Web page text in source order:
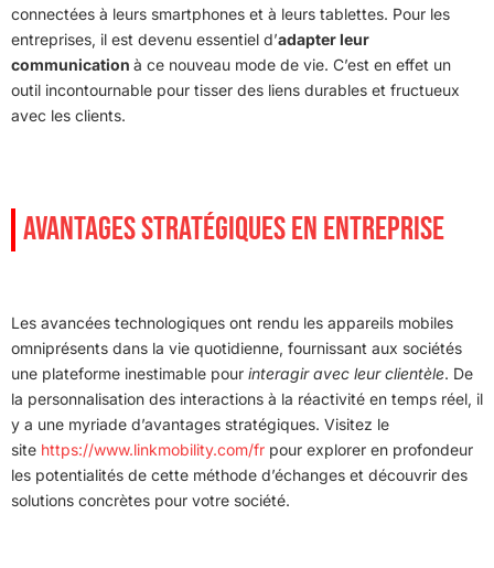
connectées à leurs smartphones et à leurs tablettes. Pour les
entreprises, il est devenu essentiel d’adapter leur
communication à ce nouveau mode de vie. C’est en effet un
outil incontournable pour tisser des liens durables et fructueux
avec les clients.
AVANTAGES STRATÉGIQUES EN ENTREPRISE
Les avancées technologiques ont rendu les appareils mobiles
omniprésents dans la vie quotidienne, fournissant aux sociétés
une plateforme inestimable pour interagir avec leur clientèle. De
la personnalisation des interactions à la réactivité en temps réel, il
y a une myriade d’avantages stratégiques. Visitez le
site https://www.linkmobility.com/fr pour explorer en profondeur
les potentialités de cette méthode d’échanges et découvrir des
solutions concrètes pour votre société.